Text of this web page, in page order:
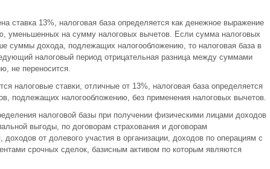
ставка 13%, налоговая база определяется как денежное выражение
уменьшенных на сумму налоговых вычетов. Если сумма налоговых
суммы дохода, подлежащих налогообложению, то налоговая база в
налоговый период отрицательная разница между суммами
не переносится.
налоговые ставки, отличные от 13%, налоговая база определяется
подлежащих налогообложению, без применения налоговых вычетов.
налоговой базы при получении физическими лицами доходов
выгоды, по договорам страхования и договорам
доходов от долевого участия в организации, доходов по операциям с
срочных сделок, базисным активом по которым являются